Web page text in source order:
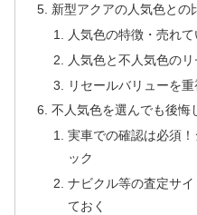
新型アクアの人気色との
人気色の特徴・売れ
人気色と不人気色の
リセールバリューを
不人気色を選んでも後悔
実車での確認は必須
ック
ナビクル等の査定サ
ておく